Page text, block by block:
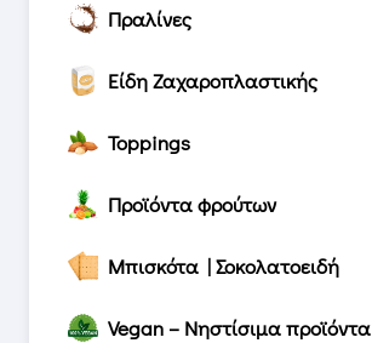
Πραλίνες
Είδη Ζαχαροπλαστικής
Toppings
Προϊόντα φρούτων
Μπισκότα | Σοκολατοειδή
Vegan – Νηστίσιμα προϊόντα